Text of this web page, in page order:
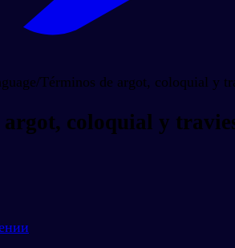
/Términos de argot, coloquial y
coloquial y